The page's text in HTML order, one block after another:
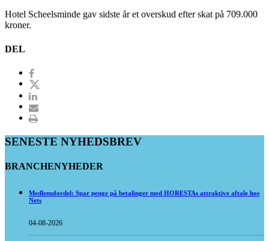
Hotel Scheelsminde gav sidste år et overskud efter skat på 709.000
kroner.
DEL
SENESTE NYHEDSBREV
BRANCHENYHEDER
Medlemsfordel: Spar penge på betalinger med HORESTAs attraktive aftale hos
Nets
04-08-2026